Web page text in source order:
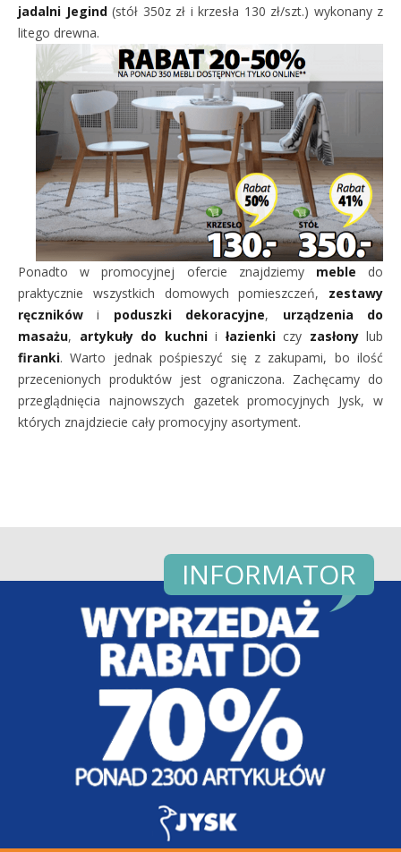
jadalni Jegind(stół 350z zł i krzesła 130 zł/szt.) wykonany z
litego drewna.
Ponadto w promocyjnej ofercie znajdziemy meble do
praktycznie wszystkich domowych pomieszczeń, zestawy
ręczników i poduszki dekoracyjne, urządzenia do
masażu, artykuły do kuchnii łazienkiczy zasłonylub
firanki. Warto jednak pośpieszyć się z zakupami, bo ilość
przecenionych produktów jest ograniczona. Zachęcamy do
przeglądnięcia najnowszych gazetek promocyjnych Jysk, w
których znajdziecie cały promocyjny asortyment.
INFORMATOR